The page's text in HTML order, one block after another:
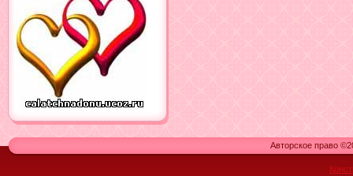
Авторское право